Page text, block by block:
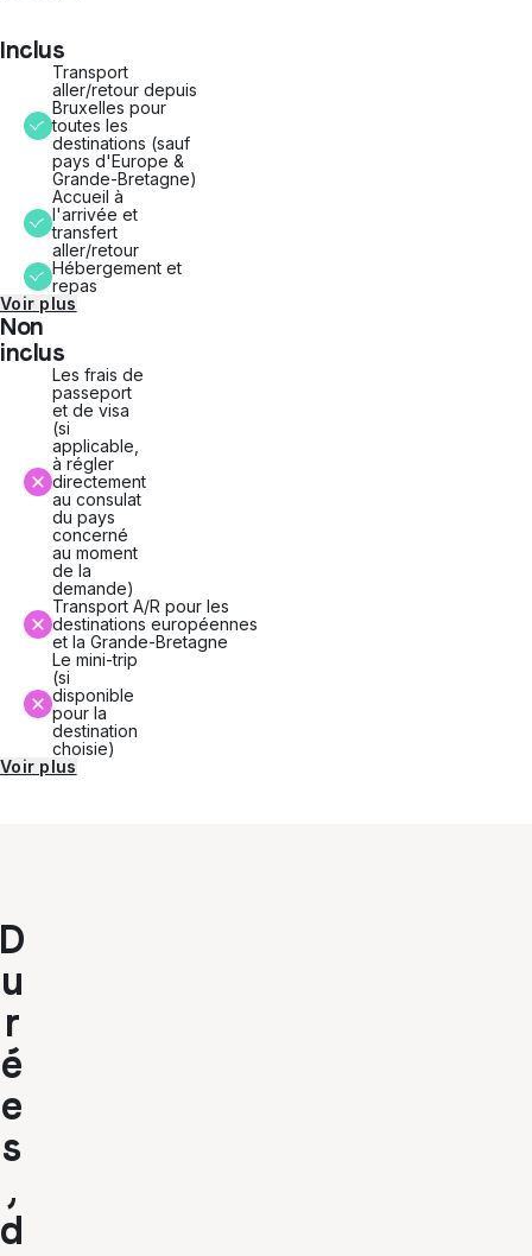
Inclus
Transport
aller/retour depuis
Bruxelles pour
toutes les
destinations (sauf
pays d'Europe &
Grande-Bretagne)
Accueil à
l'arrivée et
transfert
aller/retour
Hébergement et
repas
Voir plus
Non
inclus
Les frais de
passeport
et de visa
(si
applicable,
à régler
directement
au consulat
du pays
concerné
au moment
de la
demande)
Transport A/R pour les
destinations européennes
et la Grande-Bretagne
Le mini-trip
(si
disponible
pour la
destination
choisie)
Voir plus
D
u
r
é
e
s
,
d